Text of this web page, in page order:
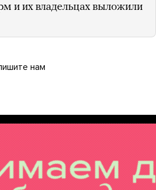
и их владельцах выложили
нам